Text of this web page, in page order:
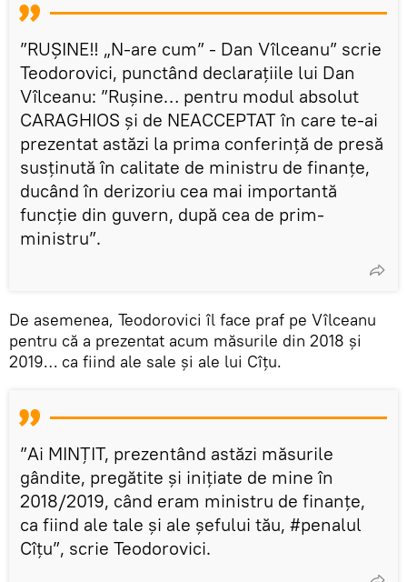
”RUȘINE‼️ „N-are cum” - Dan Vîlceanu” scrie
Teodorovici, punctând declarațiile lui Dan
Vîlceanu: ”Rușine… pentru modul absolut
CARAGHIOS şi de NEACCEPTAT în care te-ai
prezentat astăzi la prima conferință de presă
susținută în calitate de ministru de finanțe,
ducând în derizoriu cea mai importantă
funcție din guvern, după cea de prim-
ministru”.
De asemenea, Teodorovici îl face praf pe Vîlceanu
pentru că a prezentat acum măsurile din 2018 și
2019… ca fiind ale sale și ale lui Cîțu.
”Ai MINȚIT, prezentând astăzi măsurile
gândite, pregătite și inițiate de mine în
2018/2019, când eram ministru de finanțe,
ca fiind ale tale și ale șefului tău, #penalul
Cîțu”, scrie Teodorovici.